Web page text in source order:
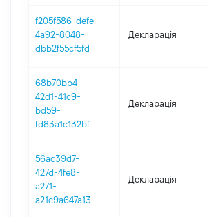
f205f586-defe-
4a92-8048-
dbb2f55cf5fd
Декларація
68b70bb4-
42d1-41c9-
bd59-
fd83a1c132bf
Декларація
56ac39d7-
427d-4fe8-
a271-
a21c9a647a13
Декларація